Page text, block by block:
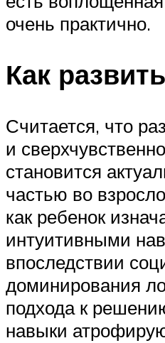
очень практично.
Как
Считается, что
и
становится
частью во
как ребенок
интуитивными
впоследствии
доминирования
подхода к
навыки